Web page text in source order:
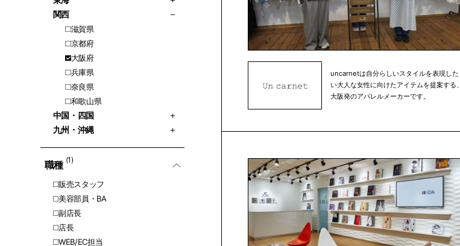
関西
滋賀県
京都府
大阪府
兵庫県
奈良県
和歌山県
中国・四国
九州・沖縄
職種 (1)
販売スタッフ
美容部員・BA
副店長
店長
WEB/EC担当
uncarnetは自分らしいスタイルを表現した
い大人な女性に向けたアイテムを提案する、
大阪発のアパレルメーカーです。